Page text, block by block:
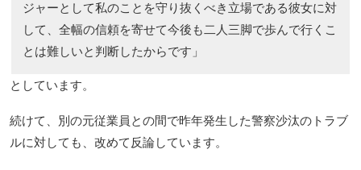
ジャーとして私のことを守り抜くべき立場である彼女に対
して、全幅の信頼を寄せて今後も二人三脚で歩んで行くこ
とは難しいと判断したからです」
としています。
続けて、別の元従業員との間で昨年発生した警察沙汰のトラブ
ルに対しても、改めて反論しています。